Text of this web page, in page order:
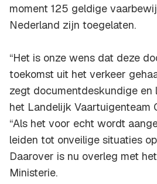
moment 125 geldige
Nederland zijn toegelaten.
“Het is onze wens dat deze
toekomst uit het verkeer
zegt documentdeskundige en
het Landelijk Vaartuigenteam
“Als het voor echt wordt
leiden tot onveilige situaties op
Daarover is nu overleg met
Ministerie.